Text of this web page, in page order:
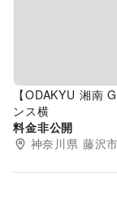
【ODAKYU 湘南
ンス横
料金非公開
神奈川県 藤沢市